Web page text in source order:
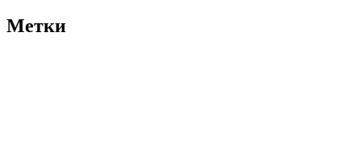
Метки